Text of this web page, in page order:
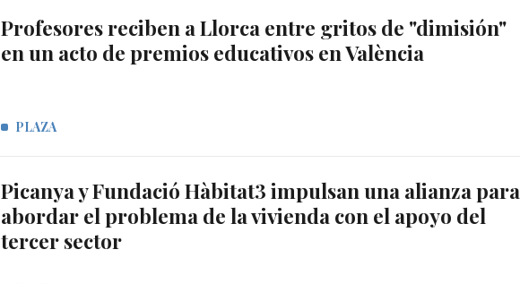
Profesores reciben a Llorca entre gritos de "dimisión"
en un acto de premios educativos en València
PLAZA
Picanya y Fundació Hàbitat3 impulsan una alianza para
abordar el problema de la vivienda con el apoyo del
tercer sector